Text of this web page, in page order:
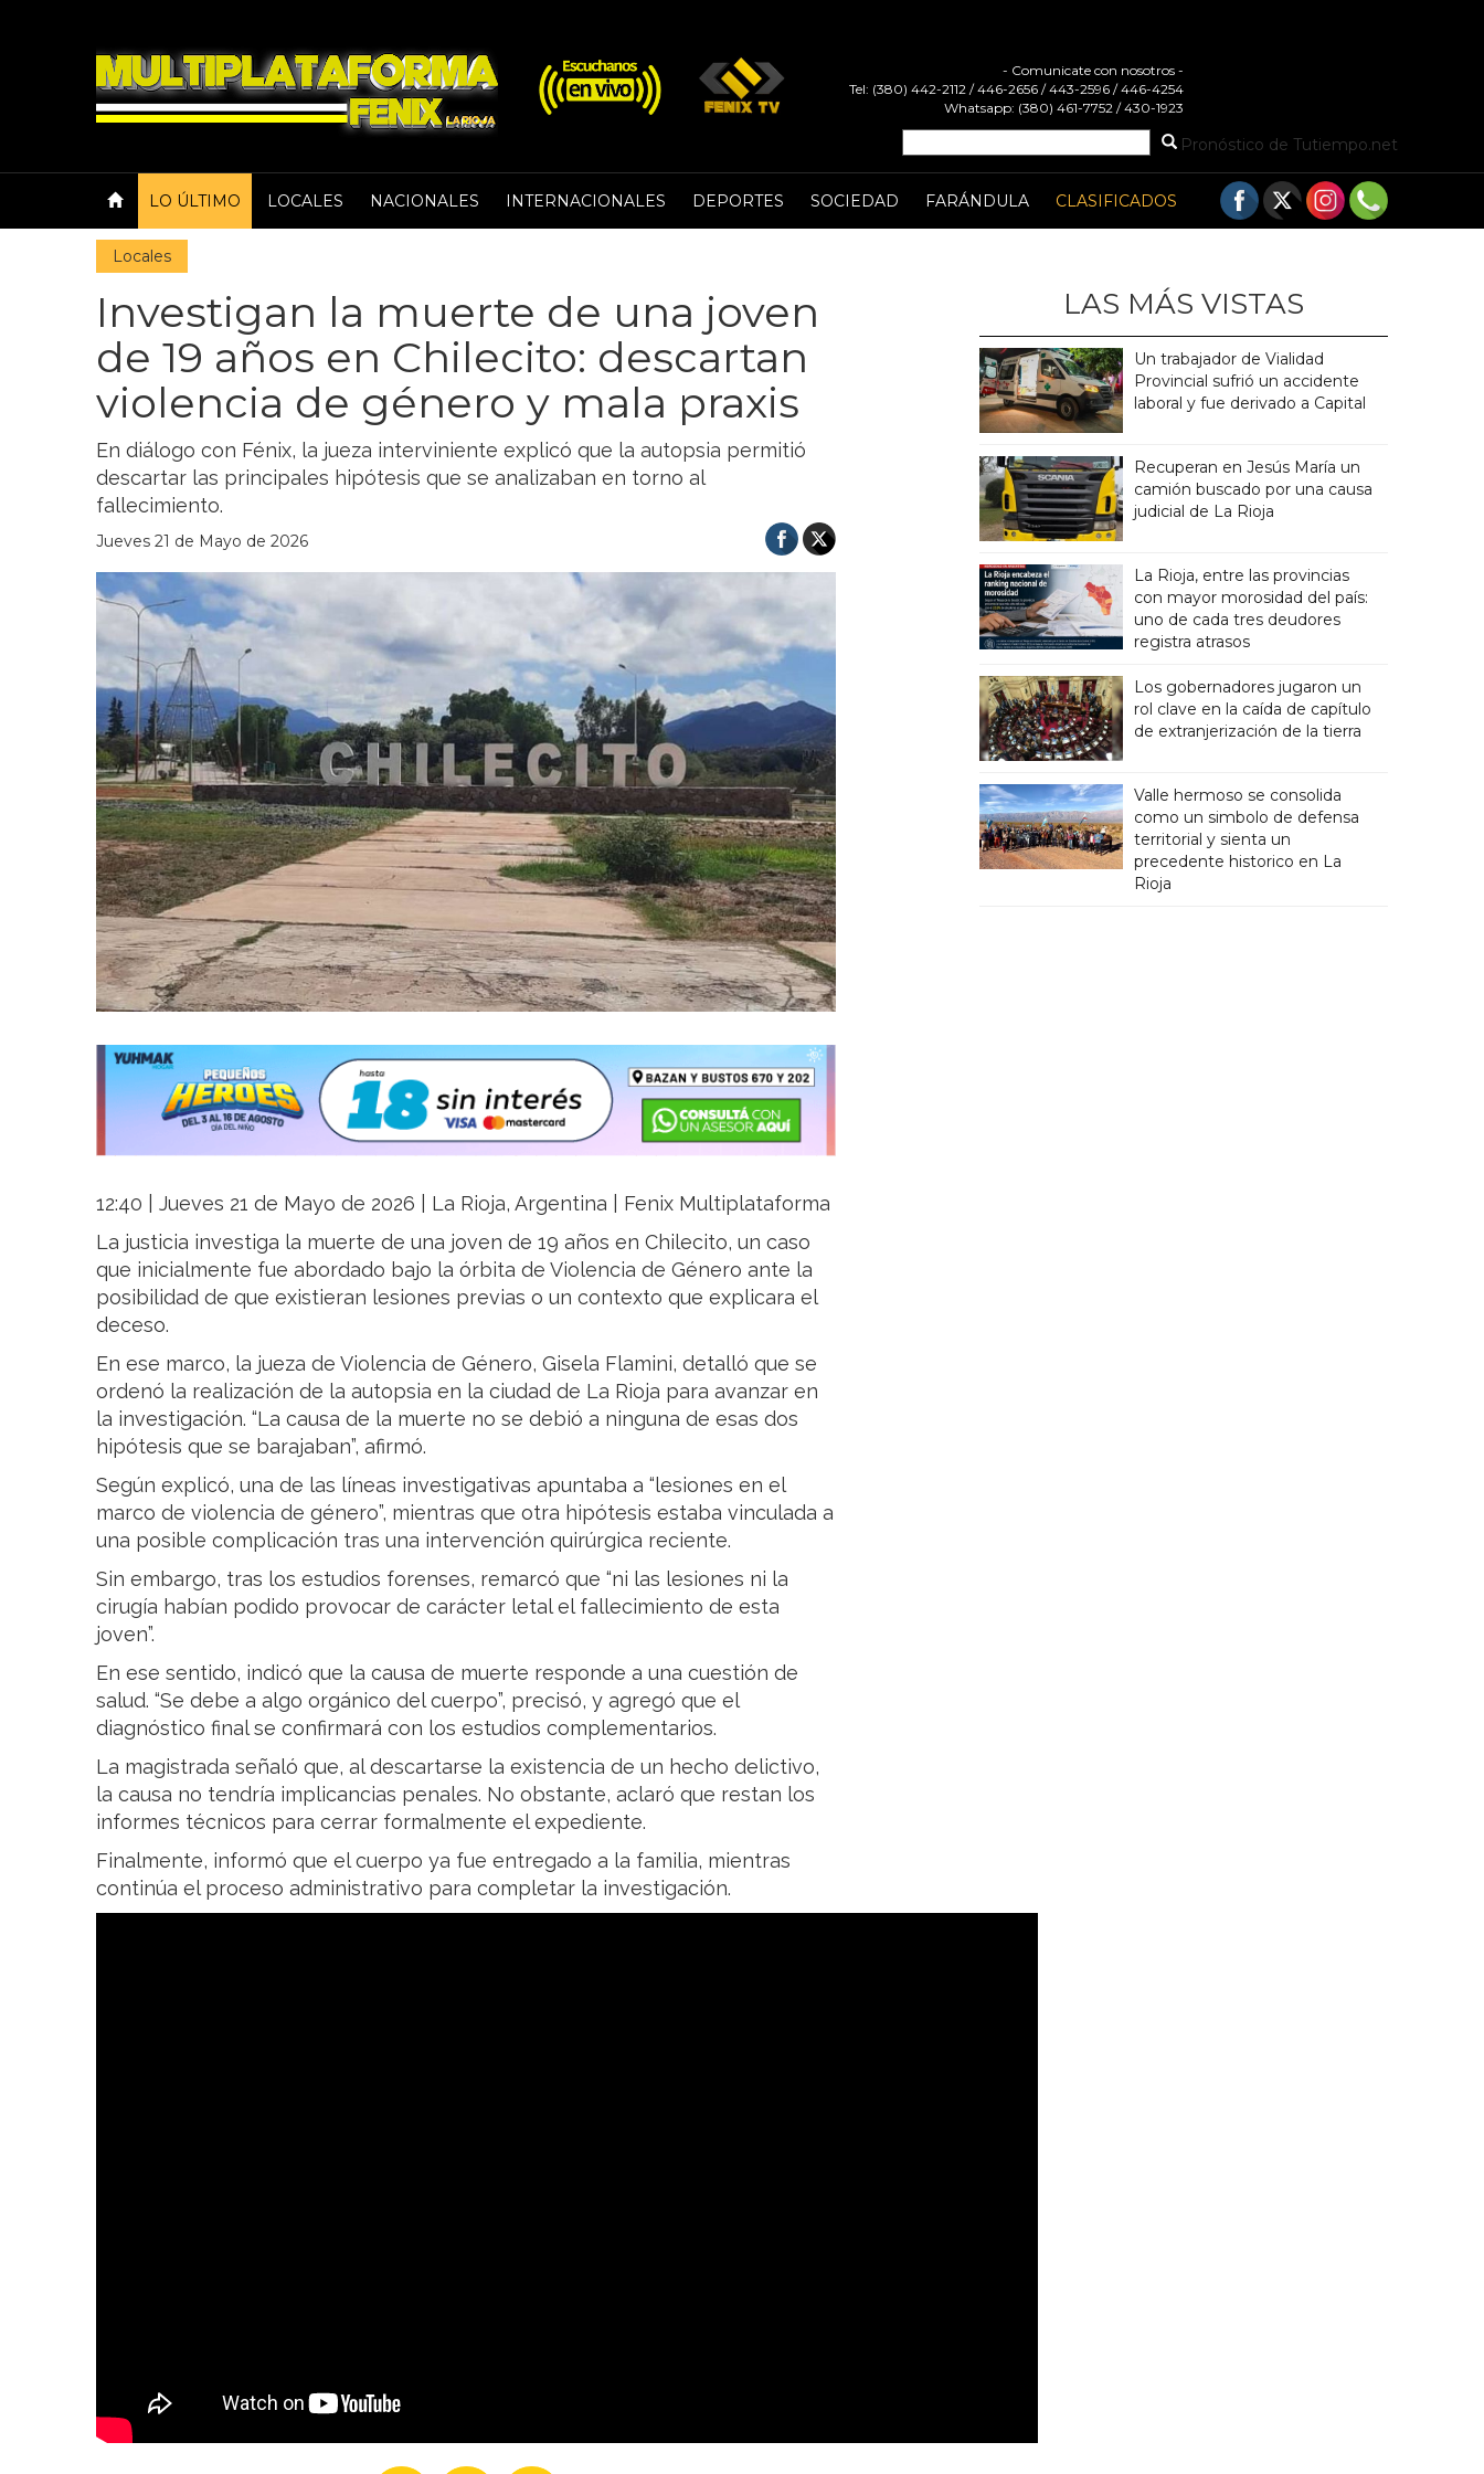
- Comunicate con nosotros -
Tel: (380) 442-2112 / 446-2656 / 443-2596 / 446-4254
Whatsapp: (380) 461-7752 / 430-1923
Pronóstico de Tutiempo.net
LO ÚLTIMO LOCALES NACIONALES INTERNACIONALES DEPORTES SOCIEDAD FARÁNDULA CLASIFICADOS
Locales
Investigan la muerte de una joven
de 19 años en Chilecito: descartan
violencia de género y mala praxis
En diálogo con Fénix, la jueza interviniente explicó que la autopsia permitió
descartar las principales hipótesis que se analizaban en torno al
fallecimiento.
Jueves 21 de Mayo de 2026
12:40 | Jueves 21 de Mayo de 2026 | La Rioja, Argentina | Fenix Multiplataforma
La justicia investiga la muerte de una joven de 19 años en Chilecito, un caso
que inicialmente fue abordado bajo la órbita de Violencia de Género ante la
posibilidad de que existieran lesiones previas o un contexto que explicara el
deceso.
En ese marco, la jueza de Violencia de Género, Gisela Flamini, detalló que se
ordenó la realización de la autopsia en la ciudad de La Rioja para avanzar en
la investigación. “La causa de la muerte no se debió a ninguna de esas dos
hipótesis que se barajaban”, afirmó.
Según explicó, una de las líneas investigativas apuntaba a “lesiones en el
marco de violencia de género”, mientras que otra hipótesis estaba vinculada a
una posible complicación tras una intervención quirúrgica reciente.
Sin embargo, tras los estudios forenses, remarcó que “ni las lesiones ni la
cirugía habían podido provocar de carácter letal el fallecimiento de esta
joven”.
En ese sentido, indicó que la causa de muerte responde a una cuestión de
salud. “Se debe a algo orgánico del cuerpo”, precisó, y agregó que el
diagnóstico final se confirmará con los estudios complementarios.
La magistrada señaló que, al descartarse la existencia de un hecho delictivo,
la causa no tendría implicancias penales. No obstante, aclaró que restan los
informes técnicos para cerrar formalmente el expediente.
Finalmente, informó que el cuerpo ya fue entregado a la familia, mientras
continúa el proceso administrativo para completar la investigación.
LAS MÁS VISTAS
Un trabajador de Vialidad
Provincial sufrió un accidente
laboral y fue derivado a Capital
Recuperan en Jesús María un
camión buscado por una causa
judicial de La Rioja
La Rioja, entre las provincias
con mayor morosidad del país:
uno de cada tres deudores
registra atrasos
Los gobernadores jugaron un
rol clave en la caída de capítulo
de extranjerización de la tierra
Valle hermoso se consolida
como un simbolo de defensa
territorial y sienta un
precedente historico en La
Rioja